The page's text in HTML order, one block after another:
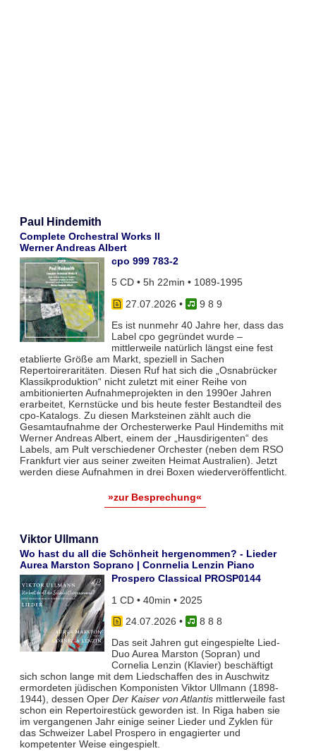
Paul Hindemith
Complete Orchestral Works II
Werner Andreas Albert
cpo 999 783-2
5 CD • 5h 22min • 1089-1995
27.07.2026 •
9 8 9
Es ist nunmehr 40 Jahre her, dass das
Label cpo gegründet wurde –
mittlerweile natürlich längst eine fest
etablierte Größe am Markt, speziell in Sachen
Repertoireraritäten. Diesen Ruf hat sich die „Osnabrücker
Klassikproduktion“ nicht zuletzt mit einer Reihe von
ambitionierten Aufnahmeprojekten in den 1990er Jahren
erarbeitet, Kernstücke und bis heute fester Bestandteil des
cpo-Katalogs. Zu diesen Marksteinen zählt auch die
Gesamtaufnahme der Orchesterwerke Paul Hindemiths mit
Werner Andreas Albert, einem der „Hausdirigenten“ des
Labels, am Pult verschiedener Orchester (neben dem RSO
Frankfurt vier aus seiner zweiten Heimat Australien). Jetzt
werden diese Aufnahmen in drei Boxen wiederveröffentlicht.
»zur Besprechung«
Viktor Ullmann
Wo hast du all die Schönheit hergenommen? - Lieder
Aurea Marston Soprano | Conrnelia Lenzin Piano
Prospero Classical PROSP0144
1 CD • 40min • 2025
24.07.2026 •
8 8 8
Das seit Jahren gut eingespielte Lied-
Duo Aurea Marston (Sopran) und
Cornelia Lenzin (Klavier) beschäftigt
sich schon lange mit dem Liedschaffen des in Auschwitz
ermordeten jüdischen Komponisten Viktor Ullmann (1898-
1944), dessen Oper Der Kaiser von Atlantismittlerweile fast
schon ein Repertoirestück geworden ist. In Riga haben sie
im vergangenen Jahr einige seiner Lieder und Zyklen für
das Schweizer Label Prospero in engagierter und
kompetenter Weise eingespielt.